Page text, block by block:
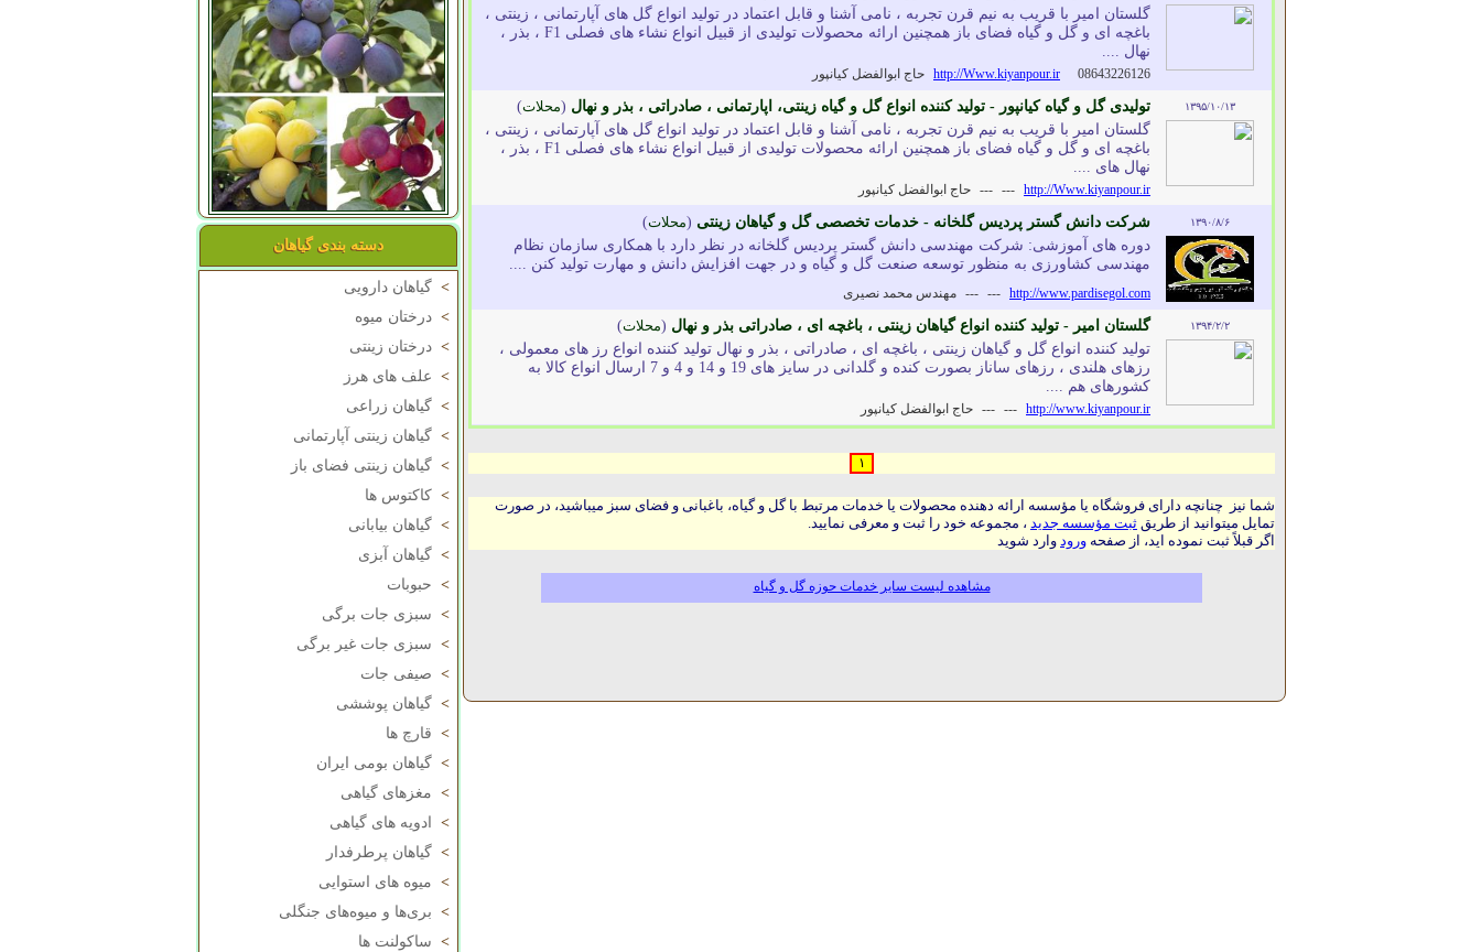
دسته بندی گیاهان
> گیاهان دارویی
> درختان میوه
> درختان زینتی
> علف های هرز
> گیاهان زراعی
> گیاهان زینتی آپارتمانی
> گیاهان زینتی فضای باز
> کاکتوس ها
> گیاهان بیابانی
> گیاهان آبزی
> حبوبات
> سبزی جات برگی
> سبزی جات غیر برگی
> صیفی جات
> گیاهان پوششی
> قارچ ها
> گیاهان بومی ایران
> مغزهای گیاهی
>
ادویه های گیاهی
> گیاهان پرطرفدار
> میوه های استوایی
> بری‌ها و میوه‌های جنگلی
> ساکولنت ها
گلستان امیر با قریب به نیم قرن تجربه ، نامی آشنا و قابل اعتماد در تولید انواع گل های آپارتمانی ، زینتی ،
باغچه ای و گل و گیاه فضای باز همچنین ارائه محصولات تولیدی از قبیل انواع نشاء های فصلی F1 ، بذر ،
نهال ....
http://Www.kiyanpour.ir 08643226126 حاج ابوالفضل كيانپور
۱۳۹۵/۱۰/۱۳ تولیدی گل و گیاه کیانپور - تولید کننده انواع گل و گیاه زینتی، اپارتمانی ، صادراتی ، بذر و نهال (محلات)
گلستان امیر با قریب به نیم قرن تجربه ، نامی آشنا و قابل اعتماد در تولید انواع گل های آپارتمانی ، زینتی ،
باغچه ای و گل و گیاه فضای باز همچنین ارائه محصولات تولیدی از قبیل انواع نشاء های فصلی F1 ، بذر ،
نهال های ....
http://Www.kiyanpour.ir
---
--- حاج ابوالفضل كيانپور
۱۳۹۰/۸/۶ شرکت دانش گستر پردیس گلخانه - خدمات تخصصی گل و گیاهان زینتی (محلات)
دوره های آموزشی: شرکت مهندسی دانش گستر پردیس گلخانه در نظر دارد با همکاری سازمان نظام
مهندسی کشاورزی به منظور توسعه صنعت گل و گیاه و در جهت افزایش دانش و مهارت تولید کنن ....
http://www.pardisegol.com
---
--- مهندس محمد نصیری
۱۳۹۴/۲/۲ گلستان امیر - تولید کننده انواع گیاهان زینتی ، باغچه ای ، صادراتی بذر و نهال (محلات)
تولید کننده انواع گل و گیاهان زینتی ، باغچه ای ، صادراتی ، بذر و نهال تولید کننده انواع رز های معمولی ،
رزهای هلندی ، رزهای ساناز بصورت کنده و گلدانی در سایز های 19 و 14 و 4 و 7 ارسال انواع کالا به
کشورهای هم ....
http://www.kiyanpour.ir
---
--- حاج ابوالفضل کیانپور
۱
شما نیز چنانچه دارای فروشگاه یا مؤسسه ارائه دهنده محصولات یا خدمات مرتبط با گل و گیاه، باغبانی و فضای سبز میباشید، در صورت
تمایل میتوانید از طریق ثبت مؤسسه جدید ، مجموعه خود را ثبت و معرفی نمایید.
اگر قبلاً ثبت نموده اید، از صفحه ورود وارد شوید
مشاهده لیست سایر خدمات حوزه گل و گیاه